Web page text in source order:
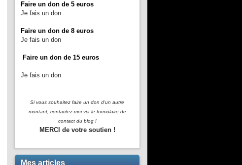
Faire un don de 5 euros
Je fais un don
Faire un don de 8 euros
Je fais un don
Faire un don de 15 euros
Je fais un don
Si vous souhaitez faire un don d'un autre
montant, contactez-moivia le formulaire de
contact du blog !
MERCI de votre soutien !
Mes articles